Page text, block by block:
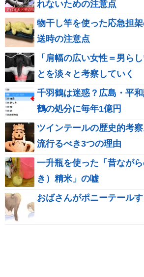
れないための注意点
物干し竿を使った応急担
送時の注意点
「肩幅の広い女性＝男ら
とを淡々と考察していく
千羽鶴は迷惑？広島・平
鶴の処分に毎年1億円
ツインテールの歴史的考
流行るべき3つの理由
一升瓶を使った「昔なが
き）精米」の嘘
おばさんがポニーテール